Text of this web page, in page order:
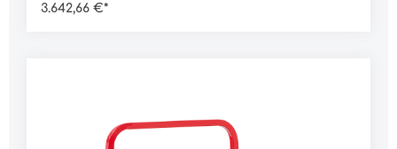
Rotoren sorgen für eine verbesserte Luftleistung
für eine lange LebensdauerLuftleistung
zertifiziert nach
3.642,66 €*